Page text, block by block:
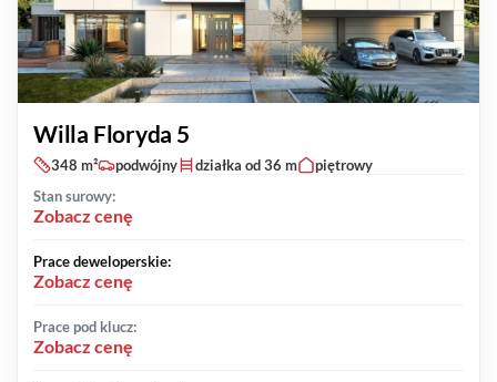
Willa Floryda 5
348 m² podwójny działka od 36 m
piętrowy
Stan surowy:
Zobacz cenę
Prace deweloperskie:
Zobacz cenę
Prace pod klucz:
Zobacz cenę